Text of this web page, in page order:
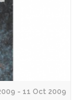
- 11 Oct 2009